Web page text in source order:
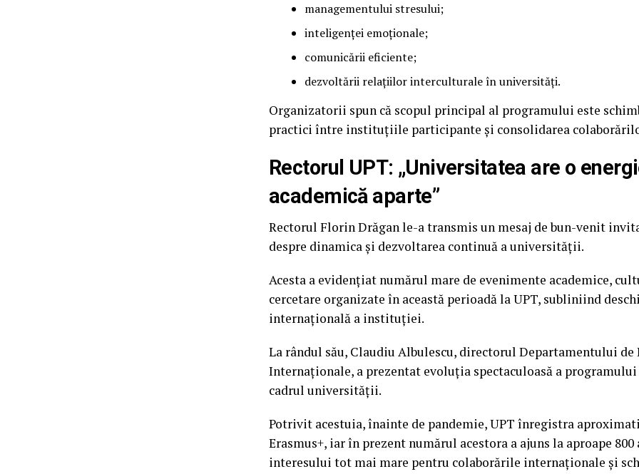
managementului stresului;
inteligenței emoționale;
comunicării eficiente;
dezvoltării relațiilor interculturale în universități.
Organizatorii spun că scopul principal al programului este
practici între instituțiile participante și consolidarea
Rectorul UPT: „Universitatea are o
academică aparte”
Rectorul Florin Drăgan le-a transmis un mesaj de bun-venit
despre dinamica și dezvoltarea continuă a universității.
Acesta a evidențiat numărul mare de evenimente academice,
cercetare organizate în această perioadă la UPT, subliniind
internațională a instituției.
La rândul său, Claudiu Albulescu, directorul Departamentului
Internaționale, a prezentat evoluția spectaculoasă a programului
cadrul universității.
Potrivit acestuia, înainte de pandemie, UPT înregistra
Erasmus+, iar în prezent numărul acestora a ajuns la aproape 800
interesului tot mai mare pentru colaborările internaționale și